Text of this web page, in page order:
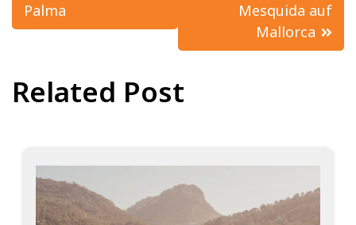
Palma
Mesquida auf
Mallorca
Related Post